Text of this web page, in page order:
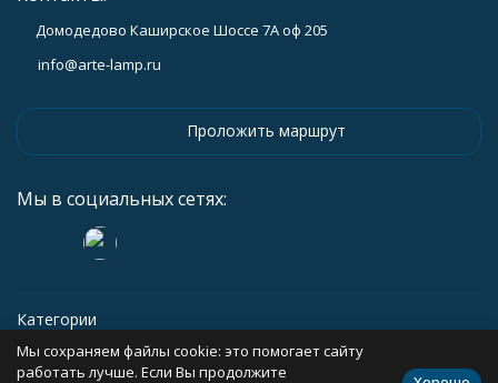
Домодедово Каширское Шоссе 7А оф 205
info@arte-lamp.ru
Проложить маршрут
Мы в социальных сетях:
Категории
Информация
Мы сохраняем файлы cookie: это помогает сайту
работать лучше. Если Вы продолжите